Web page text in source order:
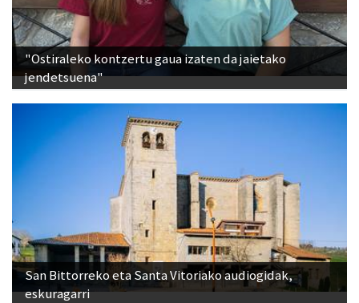
"Ostiraleko kontzertu gaua izaten da jaietako
jendetsuena"
San Bittorreko eta Santa Vitoriako audiogidak,
eskuragarri